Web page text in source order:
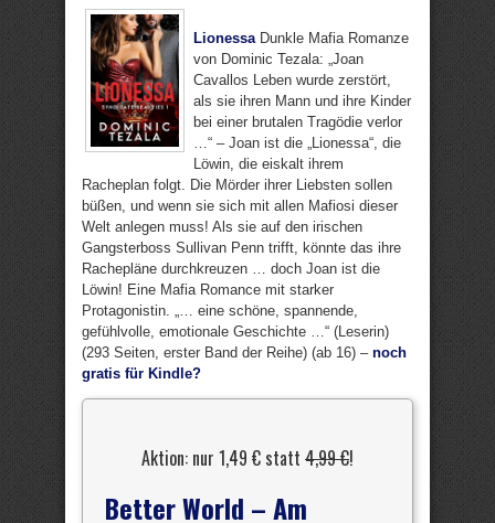
LionessaDunkle Mafia Romanze
von Dominic Tezala: „Joan
Cavallos Leben wurde zerstört,
als sie ihren Mann und ihre Kinder
bei einer brutalen Tragödie verlor
…“ – Joan ist die „Lionessa“, die
Löwin, die eiskalt ihrem
Racheplan folgt. Die Mörder ihrer Liebsten sollen
büßen, und wenn sie sich mit allen Mafiosi dieser
Welt anlegen muss! Als sie auf den irischen
Gangsterboss Sullivan Penn trifft, könnte das ihre
Rachepläne durchkreuzen … doch Joan ist die
Löwin! Eine Mafia Romance mit starker
Protagonistin. „… eine schöne, spannende,
gefühlvolle, emotionale Geschichte …“ (Leserin)
(293 Seiten, erster Band der Reihe) (ab 16) – noch
gratis für Kindle?
Aktion: nur 1,49 € statt 4,99 €!
Better World – Am